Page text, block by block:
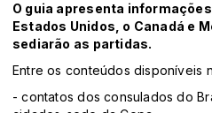
O guia apresenta
Estados Unidos, o Canadá e
sediarão as partidas.
Entre os conteúdos disponíveis
- contatos dos consulados do